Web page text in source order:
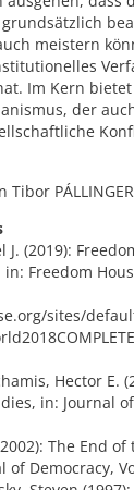
meistern
Im Kern
der
Tibor PÁLLINGER
(2019):
in: Freedom
sites/
Hector E.
in: Journal
The End
of Democracy,